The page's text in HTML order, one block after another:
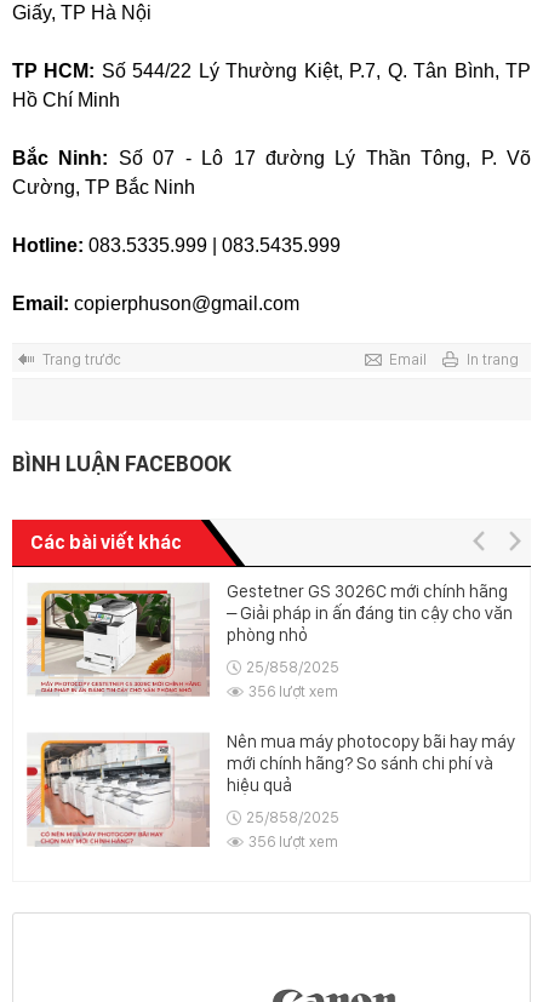
Giấy, TP Hà Nội
TP HCM: Số 544/22 Lý Thường Kiệt, P.7, Q. Tân Bình, TP
Hồ Chí Minh
Bắc Ninh: Số 07 - Lô 17 đường Lý Thần Tông, P. Võ
Cường, TP Bắc Ninh
Hotline: 083.5335.999 | 083.5435.999
Email: copierphuson@gmail.com
Trang trước Email In trang
BÌNH LUẬN FACEBOOK
Các bài viết khác
Gestetner GS 3026C mới chính hãng
– Giải pháp in ấn đáng tin cậy cho văn
phòng nhỏ
25/858/2025
356 lượt xem
Nên mua máy photocopy bãi hay máy
mới chính hãng? So sánh chi phí và
hiệu quả
25/858/2025
356 lượt xem